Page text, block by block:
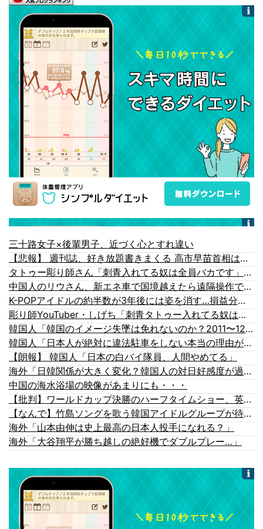
三十路女子×後輩男子、近づく心とすれ違い
【悲報】 週刊誌、好き放題書きまくる 高市早苗首相は新公用車の贅を尽くした後部座席でたばこを吸うのが至福の時間「どんどん延びる乗車時間」
タトゥー彫り師さん「刺青入れてる奴は全員バカです」→30万再生ｗｗｗｗｗｗ
中国人のリウさん、新エネ車で国境越えたら遠隔操作で30時間ロックされる！
K-POPアイドルの約半数が3年後には姿を消す…損益分岐点突破は4％未満
彫り師YouTuber・しげち「刺青タトゥー入れてる奴は全員バカです」「すごい民度低い」「5000円好きなんすよ、バカって」
韓国人「韓国のイメージ失墜は免れないのか？2011〜12年の国際試合における外国審判への接待疑惑が海外で一斉に報じられる‥」
韓国人「日本人が絶対に違法駐車をしない本当の理由がこちら…」→「これが正解」「その通りだ…（ブルブル」＝韓国の反応
【朗報】 韓国人「日本の白バイ隊員、人間やめてる」
海外「日韓関係が大きく変化？韓国人の対日好感度が過去最高を記録」
中国の海水浴場の映像があまりにも・・・
【批判】ワールドカップ決勝のハーフタイムショー、英紙｢BTSが出てきて悪夢かと思った｣
【なんで】竹島ソングを歌う韓国アイドルグループが待望の日本デビュー
海外「山本由伸は史上最高の日本人投手になれる？」
海外「大谷翔平が勝ち越しの絶好機でダブルプレー…」